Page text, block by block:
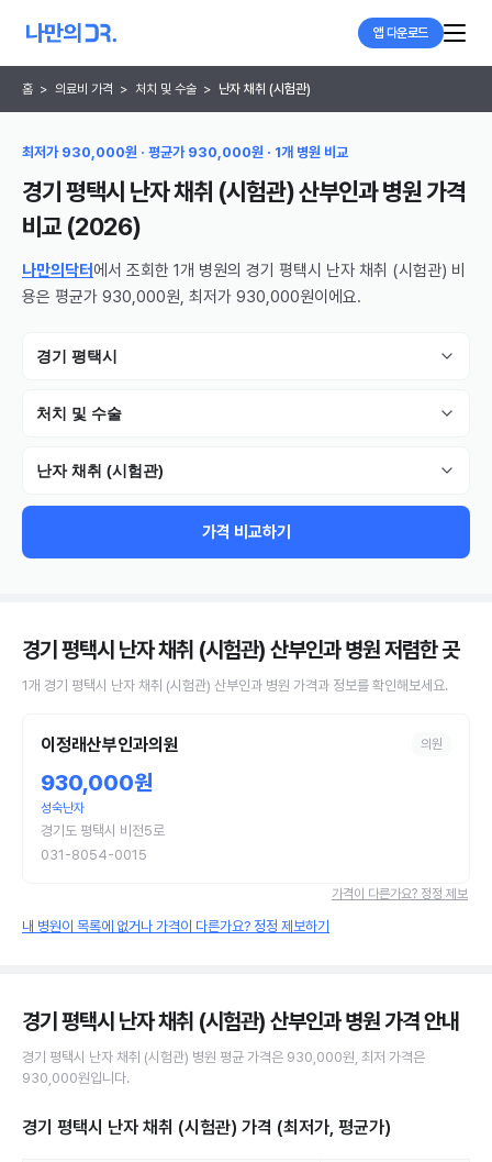
앱 다운로드
홈 > 의료비 가격 > 처치 및 수술 > 난자 채취 (시험관)
최저가 930,000원 · 평균가 930,000원 · 1개 병원 비교
경기 평택시 난자 채취 (시험관) 산부인과 병원가격
비교 (2026)
나만의닥터 에서 조회한 1개 병원의 경기 평택시 난자 채취 (시험관) 비
용은 평균가 930,000원, 최저가 930,000원이에요.
경기 평택시
처치 및 수술
난자 채취 (시험관)
가격 비교하기
경기 평택시 난자 채취 (시험관) 산부인과 병원저렴한 곳
1개 경기 평택시 난자 채취 (시험관) 산부인과 병원 가격과 정보를 확인해보세요.
이정래산부인과의원 의원
930,000원
성숙난자
경기도 평택시 비전5로
031-8054-0015
가격이 다른가요? 정정 제보
내 병원이 목록에 없거나 가격이 다른가요? 정정 제보하기
경기 평택시 난자 채취 (시험관) 산부인과 병원가격 안내
경기 평택시 난자 채취 (시험관) 병원 평균 가격은 930,000원 , 최저 가격은
930,000원입니다.
경기 평택시 난자 채취 (시험관) 가격 (최저가, 평균가)